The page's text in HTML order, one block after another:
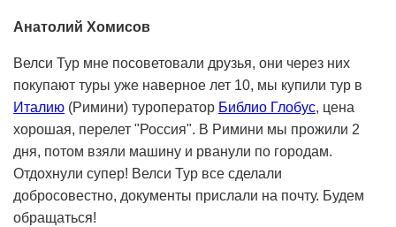
Анатолий Хомисов
Велси Тур мне посоветовали друзья, они через них
покупают туры уже наверное лет 10, мы купили тур в
Италию (Римини) туроператор Библио Глобус, цена
хорошая, перелет "Россия". В Римини мы прожили 2
дня, потом взяли машину и рванули по городам.
Отдохнули супер! Велси Тур все сделали
добросовестно, документы прислали на почту. Будем
обращаться!